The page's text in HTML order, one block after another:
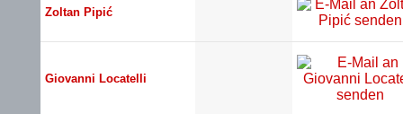
Zoltan Pipić
Giovanni Locatelli